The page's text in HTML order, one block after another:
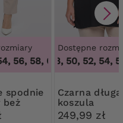
56, 58, 60, 62, 64,46,
beż
Dostępne
46, 48, 50, 52, 54,
Czarna długa
koszula
249,99 zł